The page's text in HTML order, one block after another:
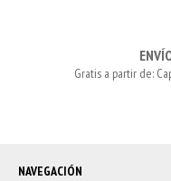
Gratis a partir de:
NAVEGACIÓN